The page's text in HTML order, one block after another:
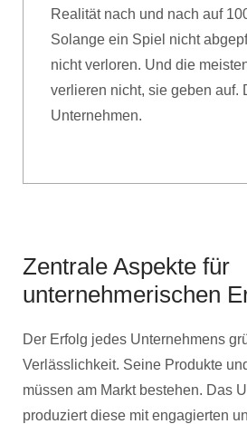
Realität nach und nach auf
Solange ein Spiel nicht
nicht verloren. Und die
verlieren nicht, sie geben auf.
Unternehmen.
Zentrale Aspekte für
unternehmerischen
Der Erfolg jedes Unternehmens
Verlässlichkeit. Seine Produkte
müssen am Markt bestehen. Das
produziert diese mit engagierten